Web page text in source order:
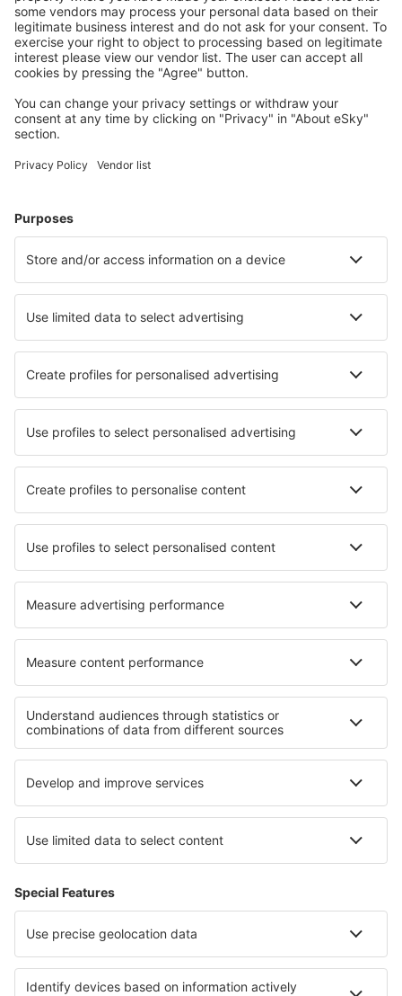
Planera din resa
Billiga flyg
Weekendresor
Flyg+Hotell
Hotell
Transfer
Sevärdheter
Sportevenemang
Läs mer
Mobilapp
Flygbolag
SAS
Ryanair
Lufthansa
Norwegian
WizzAir
Om eSky
Köpvillkor
Mina bokningar
Integritetspolicy
Support och kontakt
Integritet
Länder
Internationella sidor
eSky.eu eSky.com eDestinos.com